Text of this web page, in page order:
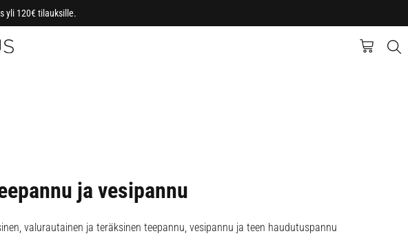
yli 120€ tilauksille.
ja vesipannu
valurautainen ja teräksinen teepannu, vesipannu ja teen haudutuspannu